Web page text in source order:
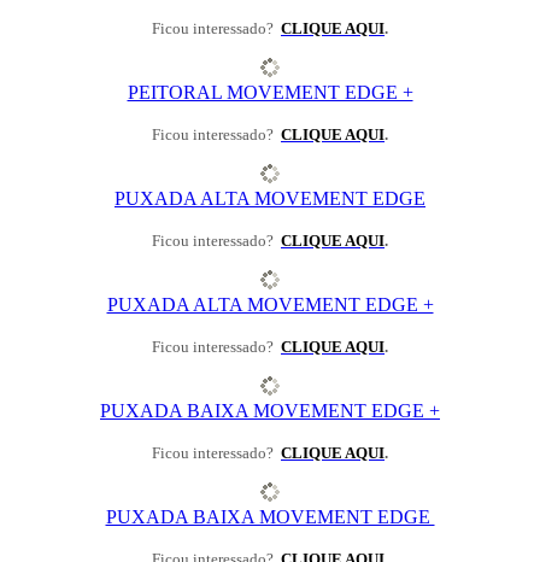
Ficou interessado? CLIQUE AQUI.
PEITORAL MOVEMENT EDGE +
Ficou interessado? CLIQUE AQUI.
PUXADA ALTA MOVEMENT EDGE
Ficou interessado? CLIQUE AQUI.
PUXADA ALTA MOVEMENT EDGE +
Ficou interessado? CLIQUE AQUI.
PUXADA BAIXA MOVEMENT EDGE +
Ficou interessado? CLIQUE AQUI.
PUXADA BAIXA MOVEMENT EDGE